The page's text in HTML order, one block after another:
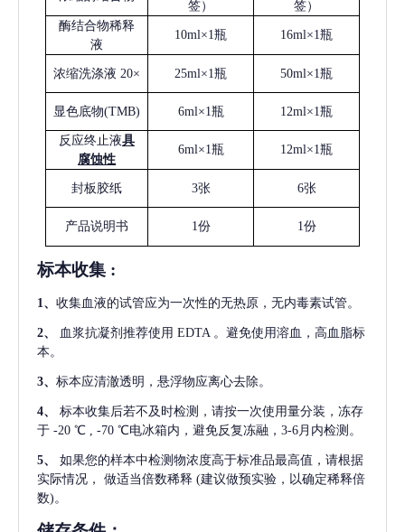
签）
签）
酶结合物稀释
液
10ml×1瓶 16ml×1瓶
浓缩洗涤液 20× 25ml×1瓶 50ml×1瓶
显色底物(TMB) 6ml×1瓶 12ml×1瓶
反应终止液具
腐蚀性
6ml×1瓶 12ml×1瓶
封板胶纸 3张 6张
产品说明书 1份 1份
标本收集 :
1、 收集血液的试管应为一次性的无热原，无内毒素试管。
2、 血浆抗凝剂推荐使用 EDTA 。避免使用溶血，高血脂标
本。
3、 标本应清澈透明，悬浮物应离心去除。
4、
标本收集后若不及时检测，请按一次使用量分装，冻存
于 -20 ℃ , -70 ℃电冰箱内，避免反复冻融，3-6月内检测。
5、
如果您的样本中检测物浓度高于标准品最高值，请根据
实际情况，
做适当倍数稀释 (建议做预实验，以确定稀释倍
数)。